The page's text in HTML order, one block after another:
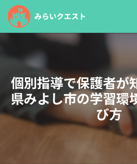
個別指導で保護者が
県みよし市の学習環
び方